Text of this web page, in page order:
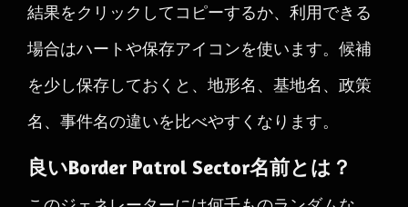
結果をクリックしてコピーするか、利用できる
場合はハートや保存アイコンを使います。候補
を少し保存しておくと、地形名、基地名、政策
名、事件名の違いを比べやすくなります。
良いBorder Patrol Sector名前とは？